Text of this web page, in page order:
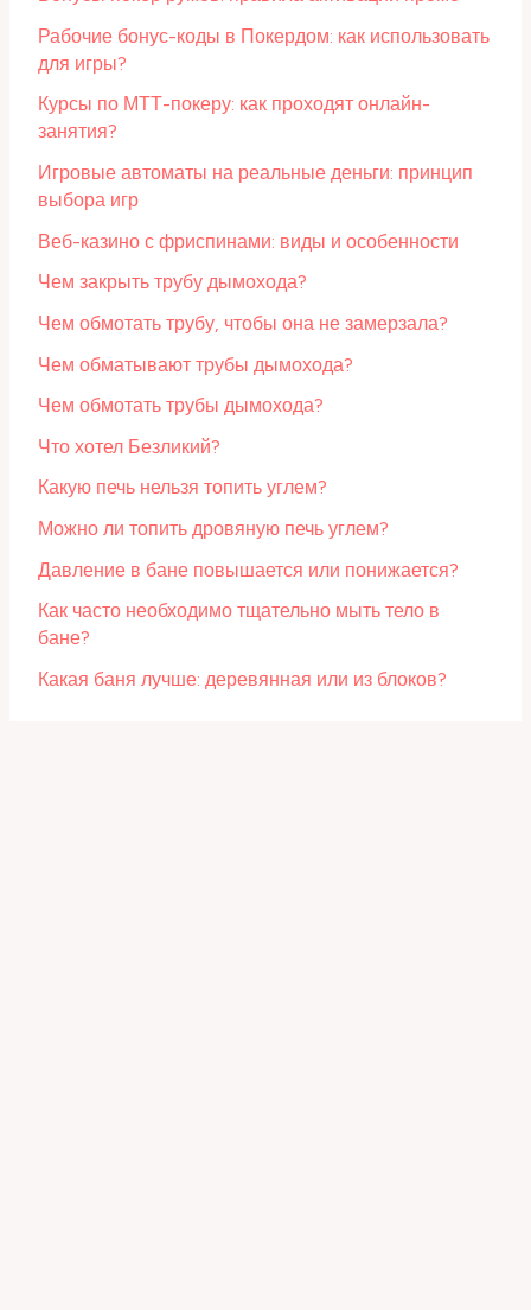
Рабочие бонус-коды в Покердом: как использовать
для игры?
Курсы по МТТ-покеру: как проходят онлайн-
занятия?
Игровые автоматы на реальные деньги: принцип
выбора игр
Веб-казино с фриспинами: виды и особенности
Чем закрыть трубу дымохода?
Чем обмотать трубу, чтобы она не замерзала?
Чем обматывают трубы дымохода?
Чем обмотать трубы дымохода?
Что хотел Безликий?
Какую печь нельзя топить углем?
Можно ли топить дровяную печь углем?
Давление в бане повышается или понижается?
Как часто необходимо тщательно мыть тело в
бане?
Какая баня лучше: деревянная или из блоков?